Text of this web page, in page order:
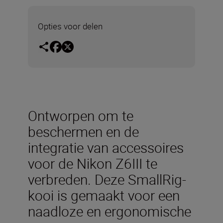
Opties voor delen
Ontworpen om te
beschermen en de
integratie van accessoires
voor de Nikon Z6III te
verbreden. Deze SmallRig-
kooi is gemaakt voor een
naadloze en ergonomische